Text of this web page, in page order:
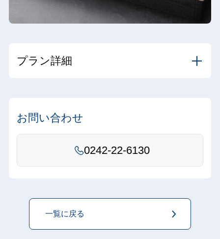
プラン詳細
お問い合わせ
0242-22-6130
一覧に戻る